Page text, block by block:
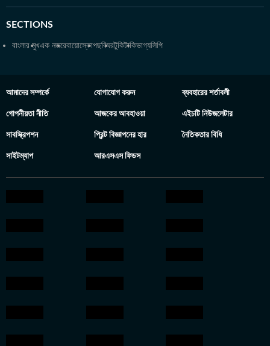
SECTIONS
বাংলার মুখএক নজরেবায়োস্কোপছবিঘরটুকিটাকিভাগ্যলিপি
আমাদের সম্পর্কে যোগাযোগ করুন ব্যবহারের শর্তাবলী
গোপনীয়তা নীতি আজকের আবহাওয়া এইচটি নিউজলেটার
সাবস্ক্রিপশন প্রিন্ট বিজ্ঞাপনের হার নৈতিকতার বিধি
সাইটম্যাপ আরএসএস ফিডস